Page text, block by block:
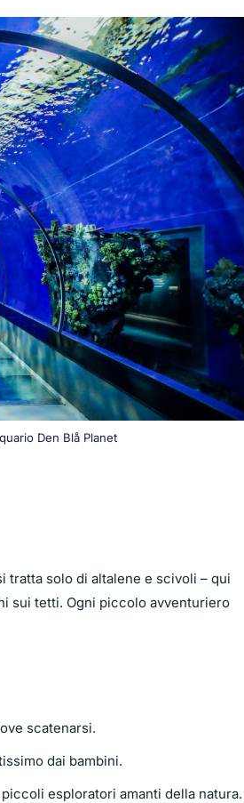
Den Blå Planet
tratta solo di altalene e scivoli – qui
sui tetti. Ogni piccolo avventuriero
scatenarsi.
dai bambini.
esploratori amanti della natura.